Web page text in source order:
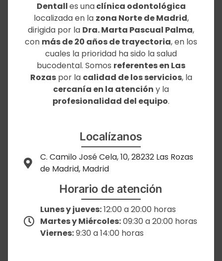
Dentalles unaclínica odontológica
localizada en la zona Norte de Madrid,
dirigida por la Dra. Marta Pascual Palma,
con más de 20 años de trayectoria, en los
cuales la prioridad ha sido la salud
bucodental. Somos referentes en Las
Rozaspor la calidad de los servicios, la
cercanía en la atención y la
profesionalidad del equipo.
Localízanos
C. Camilo José Cela, 10, 28232 Las Rozas
de Madrid, Madrid
Horario de atención
Lunes y jueves:12:00 a 20:00 horas
Martes y Miércoles:09:30 a 20:00 horas
Viernes:9:30 a 14:00 horas